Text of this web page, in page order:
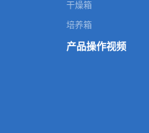
干燥箱
培养箱
产品操作视频